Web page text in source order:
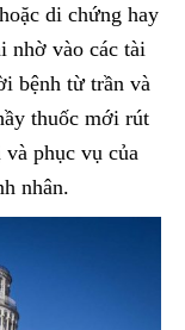
di chứng hay
nhờ vào các tài
bệnh từ trần và
thuốc mới rút
phục vụ của
nhân.